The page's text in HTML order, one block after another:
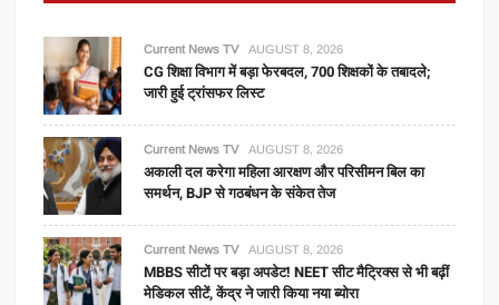
Current News TV AUGUST 8, 2026
CG शिक्षा विभाग में बड़ा फेरबदल, 700 शिक्षकों के तबादले;
जारी हुई ट्रांसफर लिस्ट
Current News TV AUGUST 8, 2026
अकाली दल करेगा महिला आरक्षण और परिसीमन बिल का
समर्थन, BJP से गठबंधन के संकेत तेज
Current News TV AUGUST 8, 2026
MBBS सीटों पर बड़ा अपडेट! NEET सीट मैट्रिक्स से भी बढ़ीं
मेडिकल सीटें, केंद्र ने जारी किया नया ब्योरा